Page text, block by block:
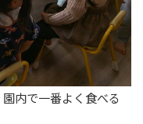
内で一番よく食べる